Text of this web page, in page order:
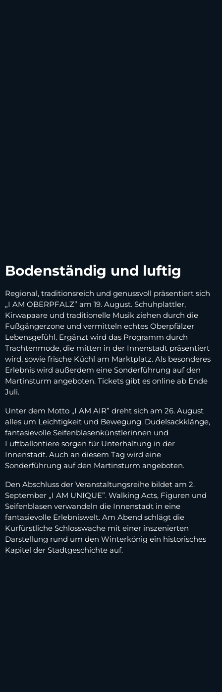
Bodenständig und luftig
Regional, traditionsreich und genussvoll präsentiert sich
„I AM OBERPFALZ” am 19. August. Schuhplattler,
Kirwapaare und traditionelle Musik ziehen durch die
Fußgängerzone und vermitteln echtes Oberpfälzer
Lebensgefühl. Ergänzt wird das Programm durch
Trachtenmode, die mitten in der Innenstadt präsentiert
wird, sowie frische Küchl am Marktplatz. Als besonderes
Erlebnis wird außerdem eine Sonderführung auf den
Martinsturm angeboten. Tickets gibt es online ab Ende
Juli.
Unter dem Motto „I AM AIR” dreht sich am 26. August
alles um Leichtigkeit und Bewegung. Dudelsackklänge,
fantasievolle Seifenblasenkünstlerinnen und
Luftballontiere sorgen für Unterhaltung in der
Innenstadt. Auch an diesem Tag wird eine
Sonderführung auf den Martinsturm angeboten.
Den Abschluss der Veranstaltungsreihe bildet am 2.
September „I AM UNIQUE”. Walking Acts, Figuren und
Seifenblasen verwandeln die Innenstadt in eine
fantasievolle Erlebniswelt. Am Abend schlägt die
Kurfürstliche Schlosswache mit einer inszenierten
Darstellung rund um den Winterkönig ein historisches
Kapitel der Stadtgeschichte auf.